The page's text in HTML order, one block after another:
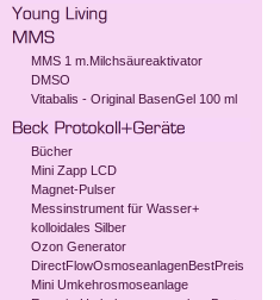
MMS 1 m.Milchsäureaktivator
DMSO
Vitabalis - Original BasenGel 100 ml
Bücher
Mini Zapp LCD
Magnet-Pulser
Messinstrument für Wasser+
kolloidales Silber
Ozon Generator
DirectFlowOsmoseanlagenBestPreis
Mini Umkehrosmoseanlage